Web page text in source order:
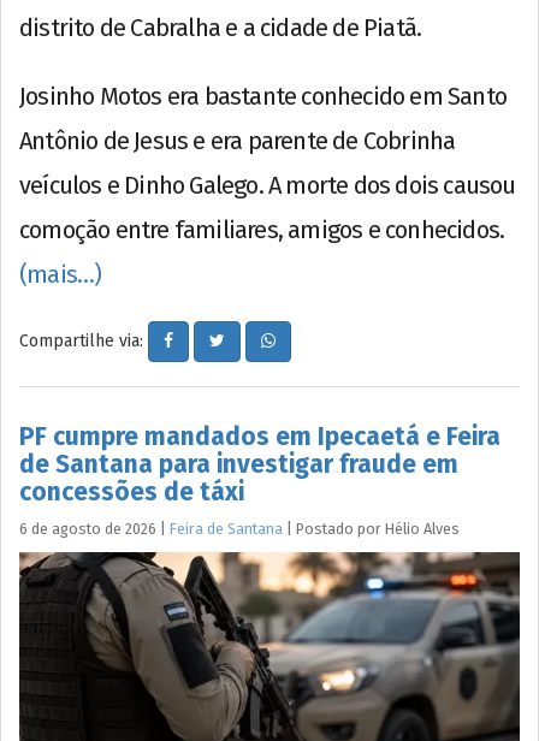
distrito de Cabralha e a cidade de Piatã.
Josinho Motos era bastante conhecido em Santo
Antônio de Jesus e era parente de Cobrinha
veículos e Dinho Galego. A morte dos dois causou
comoção entre familiares, amigos e conhecidos.
(mais…)
Compartilhe via:
PF cumpre mandados em Ipecaetá e Feira
de Santana para investigar fraude em
concessões de táxi
6 de agosto de 2026 Feira de Santana Postado por Hélio Alves